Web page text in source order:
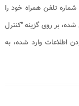
شماره تلفن همراه خود را
بر روی گزینه "کنترل
اطلاعات وارد شده، به